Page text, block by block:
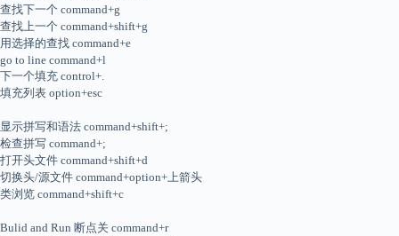
查找下一个 command+g
查找上一个 command+shift+g
用选择的查找 command+e
go to line command+l
下一个填充 control+.
填充列表 option+esc
显示拼写和语法 command+shift+;
检查拼写 command+;
打开头文件 command+shift+d
切换头/源文件 command+option+上箭头
类浏览 command+shift+c
Bulid and Run 断点关 command+r